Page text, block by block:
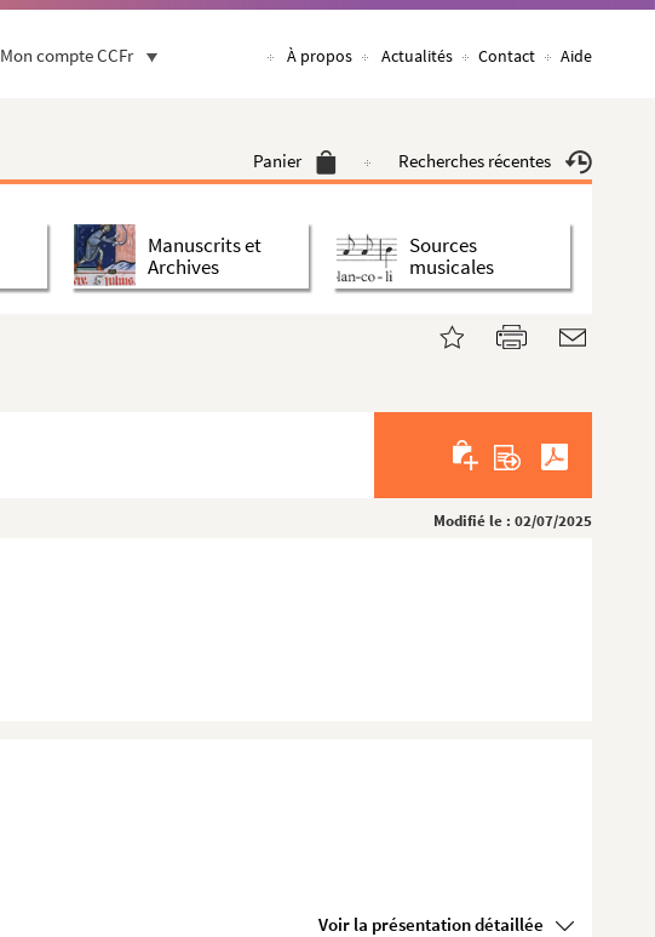
Mon compte CCFr À propos Actualités Contact Aide
Panier Recherches récentes
Manuscrits et
Archives
Sources
musicales
Modifié le : 02/07/2025
Voir la présentation détaillée